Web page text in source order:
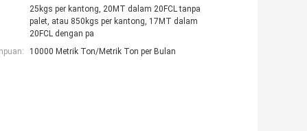
25kgs per kantong, 20MT dalam 20FCL tanpa
palet, atau 850kgs per kantong, 17MT dalam
20FCL dengan pa
10000 Metrik Ton/Metrik Ton per Bulan